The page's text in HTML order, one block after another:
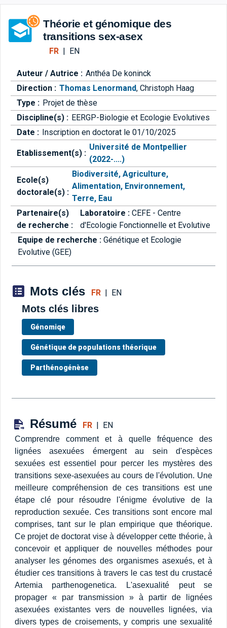
Aller directement à la barre
Théorie et génomique des
transitions sex-asex
FR EN
Auteur / Autrice : Anthéa De koninck
Direction : Thomas Lenormand, Christoph Haag
Type : Projet de thèse
Discipline(s) : EERGP-Biologie et Ecologie Evolutives
Date : Inscription en doctorat le 01/10/2025
Etablissement(s) :
Université de Montpellier
(2022-....)
Ecole(s)
doctorale(s) :
Biodiversité, Agriculture,
Alimentation, Environnement,
Terre, Eau
Partenaire(s)
de recherche :
Laboratoire : CEFE - Centre
d'Ecologie Fonctionnelle et Evolutive
Equipe de recherche : Génétique et Ecologie
Evolutive (GEE)
Mots clés FR| EN
Mots clés libres
Génomiqe
Génétique de populations théorique
Parthénogénèse
Résumé FR| EN
Comprendre comment et à quelle fréquence des
lignées asexuées émergent au sein d'espèces
sexuées est essentiel pour percer les mystères des
transitions sexe-asexuées au cours de l'évolution. Une
meilleure compréhension de ces transitions est une
étape clé pour résoudre l'énigme évolutive de la
reproduction sexuée. Ces transitions sont encore mal
comprises, tant sur le plan empirique que théorique.
Ce projet de doctorat vise à développer cette théorie, à
concevoir et appliquer de nouvelles méthodes pour
analyser les génomes des organismes asexués, et à
étudier ces transitions à travers le cas test du crustacé
Artemia parthenogenetica. L'asexualité peut se
propager « par transmission » à partir de lignées
asexuées existantes vers de nouvelles lignées, via
divers types de croisements, y compris une sexualité